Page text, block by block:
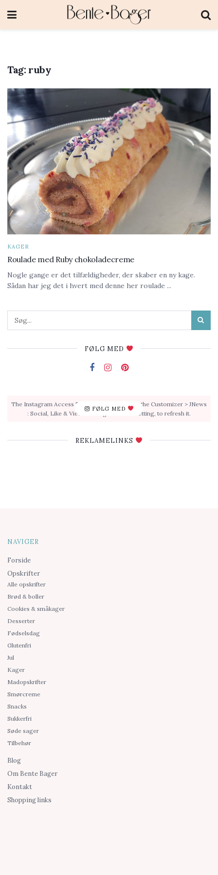
Tag: ruby
KAGER
Roulade med Ruby chokoladecreme
Nogle gange er det tilfældigheder, der skaber en ny kage.
Sådan har jeg det i hvert med denne her roulade ...
FØLG MED
FØLG MED
The Instagram Access Token is expired, Go to the Customizer > JNews
: Social, Like & View > Instagram Feed Setting, to refresh it.
REKLAMELINKS
NAVIGER
Forside
Opskrifter
Alle opskrifter
Brød & boller
Cookies & småkager
Desserter
Fødselsdag
Glutenfri
Jul
Kager
Madopskrifter
Smørcreme
Snacks
Sukkerfri
Søde sager
Tilbehør
Blog
Om Bente Bager
Kontakt
Shopping links